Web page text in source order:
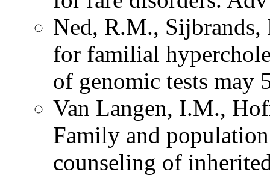
Ned, R.M., Sijbrands,
for familial
of genomic tests may
Van Langen, I.M.,
Family and
counseling of